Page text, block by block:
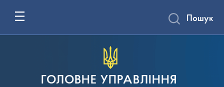
ГОЛОВНЕ УПРАВЛІННЯ
Пошук